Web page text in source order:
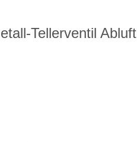
Tellerventil Abluft